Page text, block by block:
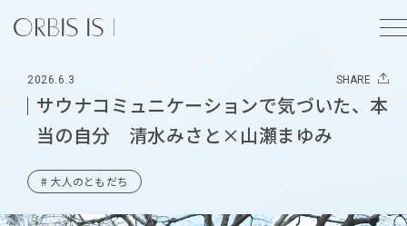
2026.6.3 SHARE
サウナコミュニケーションで気づいた、本
当の自分 清水みさと×山瀬まゆみ
# 大人のともだち